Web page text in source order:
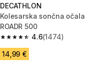
DECATHLON
Kolesarska sončna očala
ROADR 500
4.6
4.6 od 5 zvezdic from 1474 ocene
(1474)
14,99 €